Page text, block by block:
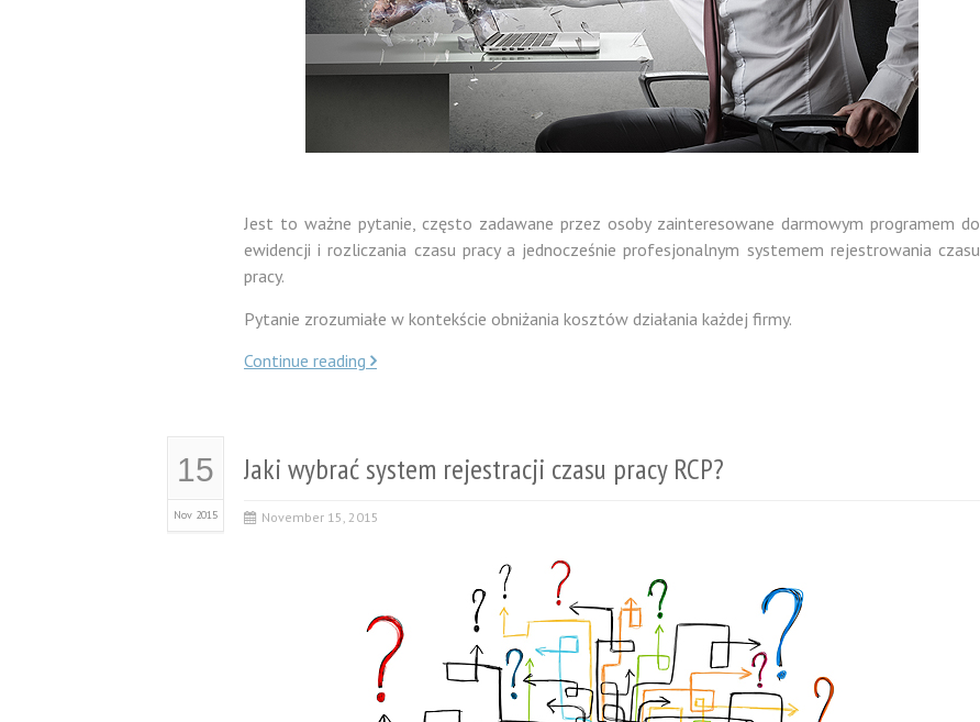
Jest to ważne pytanie, często zadawane przez osoby zainteresowane darmowym programem do
ewidencji i rozliczania czasu pracy a jednocześnie profesjonalnym systemem rejestrowania czasu
pracy.
Pytanie zrozumiałe w kontekście obniżania kosztów działania każdej firmy.
Continue reading
15
Nov 2015
Jaki wybrać system rejestracji czasu pracy RCP?
November 15, 2015